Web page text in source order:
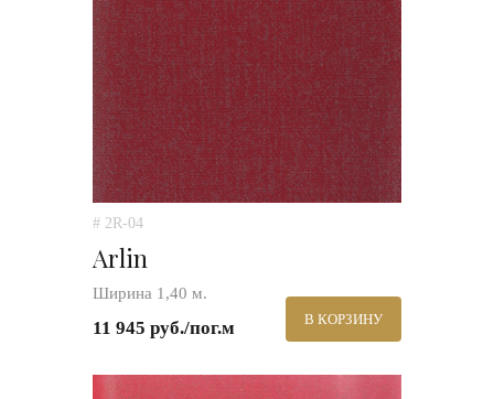
# 2R-04
Arlin
Ширина 1,40 м.
11 945 руб./пог.м В КОРЗИНУ